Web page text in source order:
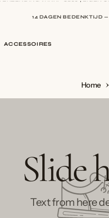
ACCESSOIRES
Home
Slide
Text from here